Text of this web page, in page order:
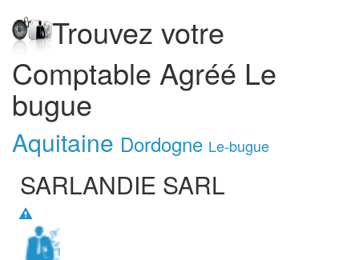
Trouvez votre
Comptable Agréé Le
bugue
Aquitaine Dordogne Le-bugue
SARLANDIE SARL